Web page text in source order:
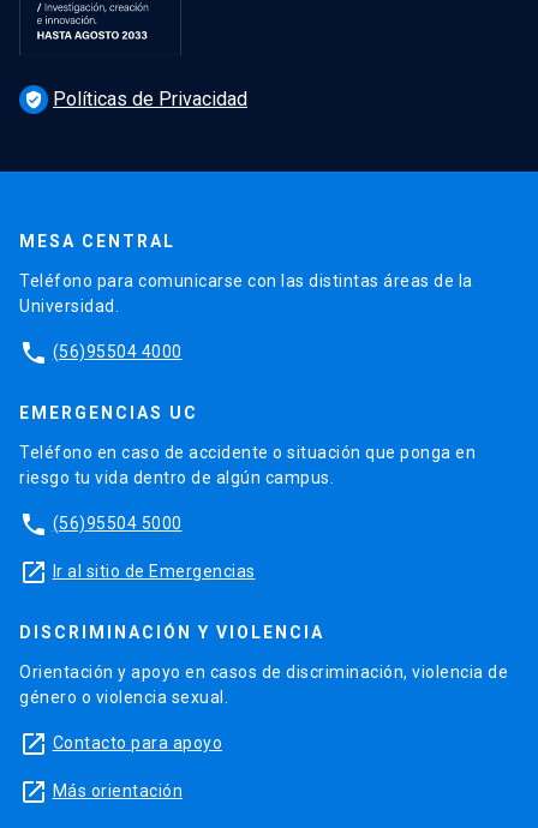
verified_user Políticas de Privacidad
MESA CENTRAL
Teléfono para comunicarse con las distintas áreas de la
Universidad.
phone (56)95504 4000
EMERGENCIAS UC
Teléfono en caso de accidente o situación que ponga en
riesgo tu vida dentro de algún campus.
phone (56)95504 5000
launch Ir al sitio de Emergencias
DISCRIMINACIÓN Y VIOLENCIA
Orientación y apoyo en casos de discriminación, violencia de
género o violencia sexual.
launch Contacto para apoyo
launch Más orientación